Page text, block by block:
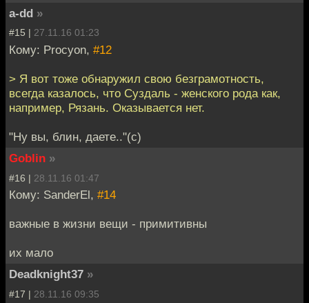
a-dd »
#15 | 27.11.16 01:23
Кому: Procyon, #12
> Я вот тоже обнаружил свою безграмотность,
всегда казалось, что Суздаль - женского рода как,
например, Рязань. Оказывается нет.
"Ну вы, блин, даете.."(с)
Goblin »
#16 | 28.11.16 01:47
Кому: SanderEl, #14
важные в жизни вещи - примитивны
их мало
Deadknight37 »
#17 | 28.11.16 09:35